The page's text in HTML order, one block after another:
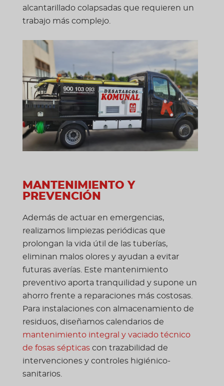
alcantarillado colapsadas que requieren un
trabajo más complejo.
MANTENIMIENTO Y
PREVENCIÓN
Además de actuar en emergencias,
realizamos limpiezas periódicas que
prolongan la vida útil de las tuberías,
eliminan malos olores y ayudan a evitar
futuras averías. Este mantenimiento
preventivo aporta tranquilidad y supone un
ahorro frente a reparaciones más costosas.
Para instalaciones con almacenamiento de
residuos, diseñamos calendarios de
mantenimiento integral y vaciado técnico
de fosas sépticascon trazabilidad de
intervenciones y controles higiénico-
sanitarios.